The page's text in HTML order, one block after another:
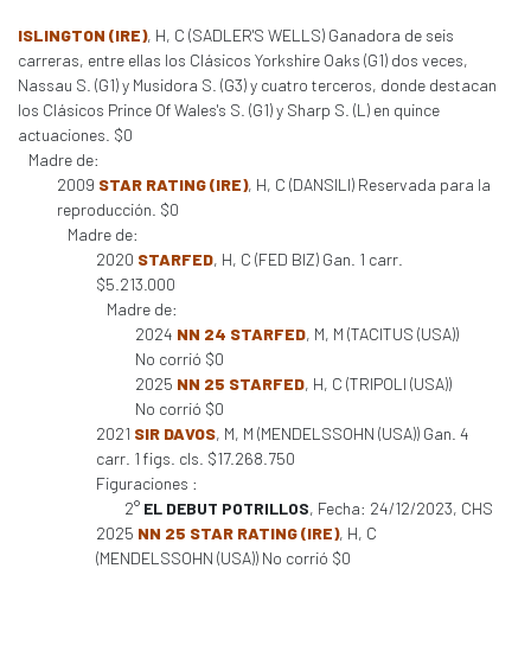
ISLINGTON (IRE), H, C (SADLER'S WELLS) Ganadora de seis
carreras, entre ellas los Clásicos Yorkshire Oaks (G1) dos veces,
Nassau S. (G1) y Musidora S. (G3) y cuatro terceros, donde destacan
los Clásicos Prince Of Wales's S. (G1) y Sharp S. (L) en quince
actuaciones. $0
Madre de:
2009 STAR RATING (IRE), H, C (DANSILI) Reservada para la
reproducción. $0
Madre de:
2020 STARFED, H, C (FED BIZ) Gan. 1 carr.
$5.213.000
Madre de:
2024 NN 24 STARFED, M, M (TACITUS (USA))
No corrió $0
2025 NN 25 STARFED, H, C (TRIPOLI (USA))
No corrió $0
2021 SIR DAVOS, M, M (MENDELSSOHN (USA)) Gan. 4
carr. 1 figs. cls. $17.268.750
Figuraciones :
2° EL DEBUT POTRILLOS, Fecha: 24/12/2023, CHS
2025 NN 25 STAR RATING (IRE), H, C
(MENDELSSOHN (USA)) No corrió $0